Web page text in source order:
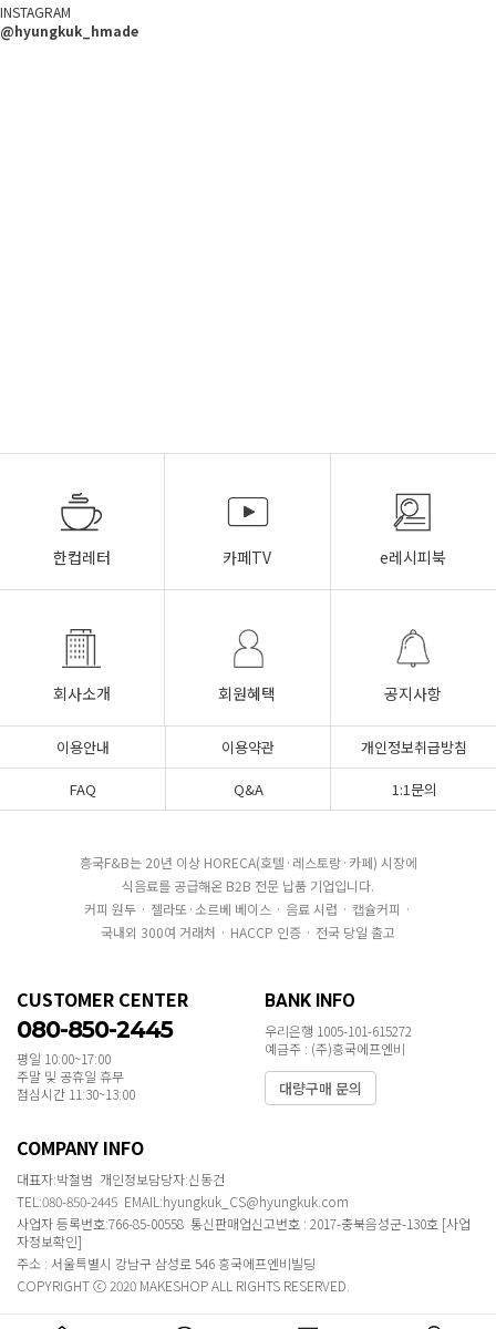
INSTAGRAM
@hyungkuk_hmade
한컵레터 카페TV e레시피북
회사소개 회원혜택 공지사항
이용안내 이용약관
개인정보취급방침
FAQ
Q&A 1:1문의
흥국F&B는 20년 이상 HORECA(호텔·레스토랑·카페) 시장에
식음료를 공급해온 B2B 전문 납품 기업입니다.
커피 원두 · 젤라또·소르베 베이스 · 음료 시럽 · 캡슐커피 ·
국내외 300여 거래처 · HACCP 인증 · 전국 당일 출고
CUSTOMER CENTER
080-850-2445
평일 10:00~17:00
주말 및 공휴일 휴무
점심시간 11:30~13:00
BANK INFO
우리은행 1005-101-615272
예금주 : (주)흥국에프엔비
대량구매 문의
COMPANY INFO
대표자:박철범 개인정보담당자:신동건
TEL:080-850-2445 EMAIL:hyungkuk_CS@hyungkuk.com
사업자 등록번호:766-85-00558 통신판매업신고번호 : 2017-충북음성군-130호 [사업
자정보확인]
주소 : 서울특별시 강남구 삼성로 546 흥국에프엔비빌딩
COPYRIGHT ⓒ 2020 MAKESHOP ALL RIGHTS RESERVED.